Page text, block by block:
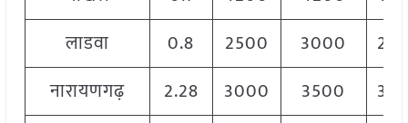
लाडवा
0.8 2500 3000
नारायणगढ़
2.28 3000 3500